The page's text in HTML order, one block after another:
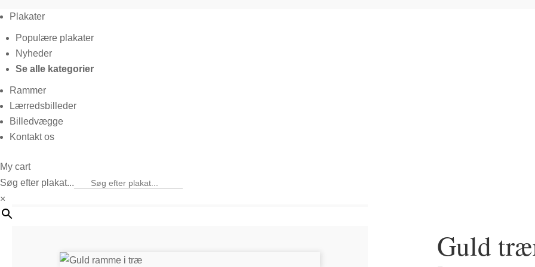
Plakater
Populære plakater
Nyheder
Se alle kategorier
Rammer
Lærredsbilleder
Billedvægge
Kontakt os
My cart
Søg efter plakat...
×
Guld